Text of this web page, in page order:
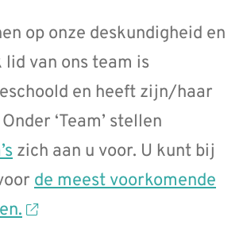
op onze deskundigheid en
van ons team is
en heeft zijn/haar
‘Team’ stellen
zich aan u voor. U kunt bij
de meest voorkomende